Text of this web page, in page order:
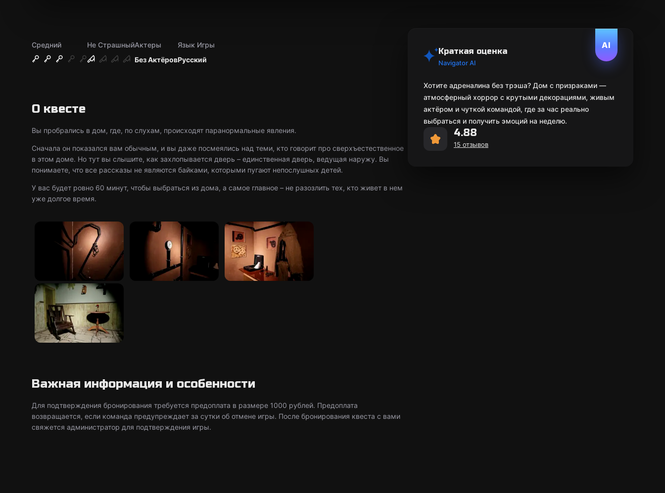
Средний
Не Страшный
Без Актёров
Актеры
Русский
Язык Игры
О квесте
Вы пробрались в дом, где, по слухам, происходят паранормальные явления.
Сначала он показался вам обычным, и вы даже посмеялись над теми, кто говорит про сверхъестественное
в этом доме. Но тут вы слышите, как захлопывается дверь – единственная дверь, ведущая наружу. Вы
понимаете, что все рассказы не являются байками, которыми пугают непослушных детей.
У вас будет ровно 60 минут, чтобы выбраться из дома, а самое главное – не разозлить тех, кто живет в нем
уже долгое время.
Важная информация и особенности
Для подтверждения бронирования требуется предоплата в размере 1000 рублей. Предоплата
возвращается, если команда предупреждает за сутки об отмене игры. После бронирования квеста с вами
свяжется администратор для подтверждения игры.
AI
Краткая оценка
Navigator AI
Хотите адреналина без трэша? Дом с призраками —
атмосферный хоррор с крутыми декорациями, живым
актёром и чуткой командой, где за час реально
выбраться и получить эмоций на неделю.
4.88
15 отзывов